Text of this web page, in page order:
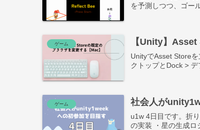
を予測しつつ、ゴー
ゲーム 【Unity】Asset
UnityでAsset Store
クトップとDock >
ゲーム 社会人が
u1w 4日目です。折
の実装 ・星の生成ロ